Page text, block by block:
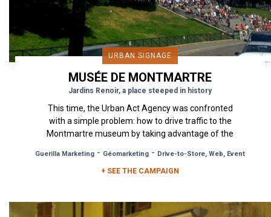
URBAN SIGNAGE
MUSÉE DE MONTMARTRE
Jardins Renoir, a place steeped in history
This time, the Urban Act Agency was confronted
with a simple problem: how to drive traffic to the
Montmartre museum by taking advantage of the
Guerilla Marketing - Géomarketing - Drive-to-Store, Web, Event
+ SEE THE CAMPAIGN